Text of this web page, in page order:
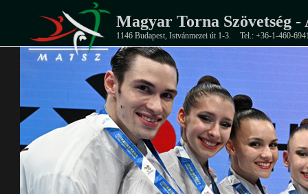
Magyar Torna Szövetség -
1146 Budapest, Istvánmezei út 1-3. Tel.: +36-1-460-